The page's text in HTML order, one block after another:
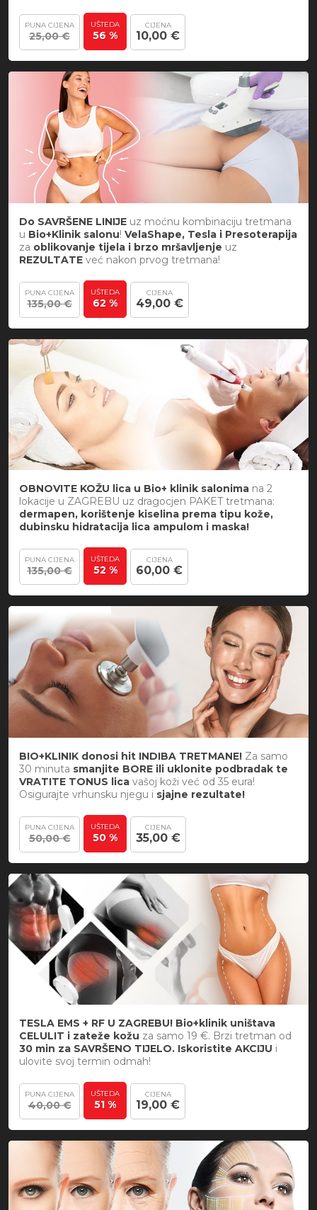
PUNA CIJENA
25,00 €
UŠTEDA
56 %
CIJENA
10,00 €
Do SAVRŠENE LINIJE uz moćnu kombinaciju tretmana
u Bio+Klinik salonu! VelaShape, Tesla i Presoterapija
za oblikovanje tijela i brzo mršavljenje uz
REZULTATE već nakon prvog tretmana!
PUNA CIJENA
135,00 €
UŠTEDA
62 %
CIJENA
49,00 €
OBNOVITE KOŽU lica u Bio+ klinik salonima na 2
lokacije u ZAGREBU uz dragocjen PAKET tretmana:
dermapen, korištenje kiselina prema tipu kože,
dubinsku hidratacija lica ampulom i maska!
PUNA CIJENA
135,00 €
UŠTEDA
52 %
CIJENA
60,00 €
BIO+KLINIK donosi hit INDIBA TRETMANE! Za samo
30 minuta smanjite BORE ili uklonite podbradak te
VRATITE TONUS lica vašoj koži već od 35 eura!
Osigurajte vrhunsku njegu i sjajne rezultate!
PUNA CIJENA
50,00 €
UŠTEDA
50 %
CIJENA
35,00 €
TESLA EMS + RF U ZAGREBU! Bio+klinik uništava
CELULIT i zateže kožu za samo 19 €. Brzi tretman od
30 min za SAVRŠENO TIJELO. Iskoristite AKCIJU i
ulovite svoj termin odmah!
PUNA CIJENA
40,00 €
UŠTEDA
51 %
CIJENA
19,00 €